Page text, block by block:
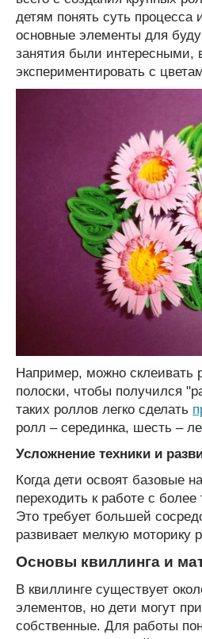
детям понять суть процесса
основные элементы для
занятия были интересными,
экспериментировать с
Например, можно склеивать
полоски, чтобы получился
таких роллов легко сделать
ролл – серединка, шесть –
Усложнение техники и
Когда дети освоят базовые
переходить к работе с
Это требует большей
развивает мелкую моторику
Основы квиллинга и
В квиллинге существует
элементов, но дети могут
собственные. Для работы